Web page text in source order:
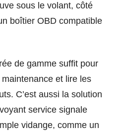
sous le volant, côté
boîtier OBD compatible
de gamme suffit pour
et lire les
C’est aussi la solution
service signale
vidange, comme un